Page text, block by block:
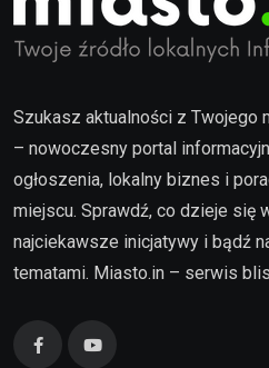
Szukasz aktualności z Twojego
– nowoczesny portal
ogłoszenia, lokalny biznes i
miejscu. Sprawdź, co dzieje się
najciekawsze inicjatywy i bądź
tematami. Miasto.in – serwis